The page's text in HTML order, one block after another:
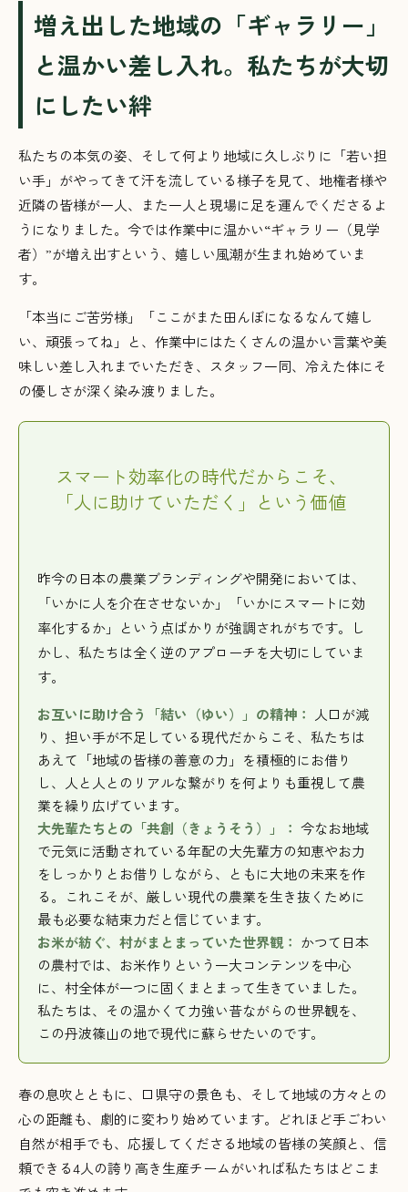
増え出した地域の「ギャラリー」
と温かい差し入れ。私たちが大切
にしたい絆
私たちの本気の姿、そして何より地域に久しぶりに「若い担
い手」がやってきて汗を流している様子を見て、地権者様や
近隣の皆様が一人、また一人と現場に足を運んでくださるよ
うになりました。今では作業中に温かい“ギャラリー（見学
者）”が増え出すという、嬉しい風潮が生まれ始めていま
す。
「本当にご苦労様」「ここがまた田んぼになるなんて嬉し
い、頑張ってね」と、作業中にはたくさんの温かい言葉や美
味しい差し入れまでいただき、スタッフ一同、冷えた体にそ
の優しさが深く染み渡りました。
スマート効率化の時代だからこそ、
「人に助けていただく」という価値
昨今の日本の農業ブランディングや開発においては、
「いかに人を介在させないか」「いかにスマートに効
率化するか」という点ばかりが強調されがちです。し
かし、私たちは全く逆のアプローチを大切にしていま
す。
お互いに助け合う「結い（ゆい）」の精神：
人口が減
り、担い手が不足している現代だからこそ、私たちは
あえて「地域の皆様の善意の力」を積極的にお借り
し、人と人とのリアルな繋がりを何よりも重視して農
業を繰り広げています。
大先輩たちとの「共創（きょうそう）」： 今なお地域
で元気に活動されている年配の大先輩方の知恵やお力
をしっかりとお借りしながら、ともに大地の未来を作
る。これこそが、厳しい現代の農業を生き抜くために
最も必要な結束力だと信じています。
お米が紡ぐ、村がまとまっていた世界観： かつて日本
の農村では、お米作りという一大コンテンツを中心
に、村全体が一つに固くまとまって生きていました。
私たちは、その温かくて力強い昔ながらの世界観を、
この丹波篠山の地で現代に蘇らせたいのです。
春の息吹とともに、口県守の景色も、そして地域の方々との
心の距離も、劇的に変わり始めています。どれほど手ごわい
自然が相手でも、応援してくださる地域の皆様の笑顔と、信
頼できる4人の誇り高き生産チームがいれば私たちはどこま